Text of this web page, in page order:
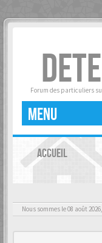
Forum des particuliers
MENU
ACCUEIL
Nous sommes le 08 août